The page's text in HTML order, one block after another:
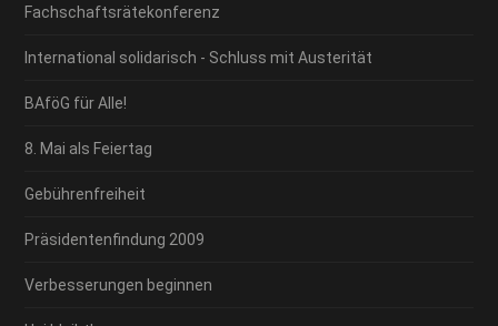
Fachschaftsrätekonferenz
International solidarisch - Schluss mit Austerität
BAföG für Alle!
8. Mai als Feiertag
Gebührenfreiheit
Präsidentenfindung 2009
Verbesserungen beginnen